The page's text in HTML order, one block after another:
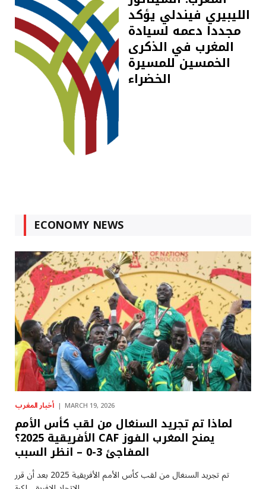
الليبيري فيندلي يؤكد
مجددا دعمه لسيادة
المغرب في الذكرى
الخمسين للمسيرة
الخضراء
ECONOMY NEWS
أخبار المغرب MARCH 19, 2026
لماذا تم تجريد السنغال من لقب كأس الأمم
الأفريقية 2025؟ CAF يمنح المغرب الفوز
المفاجئ 3-0 – انظر السبب
تم تجريد السنغال من لقب كأس الأمم الأفريقية 2025 بعد أن قرر